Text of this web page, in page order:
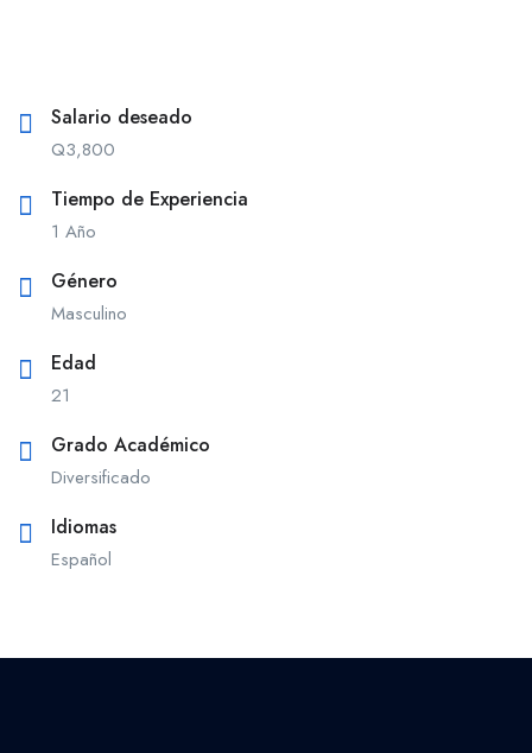
Salario deseado
Q3,800
Tiempo de Experiencia
1 Año
Género
Masculino
Edad
21
Grado Académico
Diversificado
Idiomas
Español